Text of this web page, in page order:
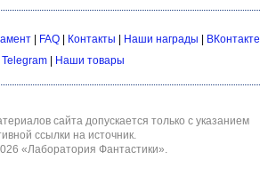
| FAQ| Контакты | Наши награды | ВКонтакте
Telegram | Наши товары
сайта допускается только с указанием
ссылки на источник.
«Лаборатория Фантастики»